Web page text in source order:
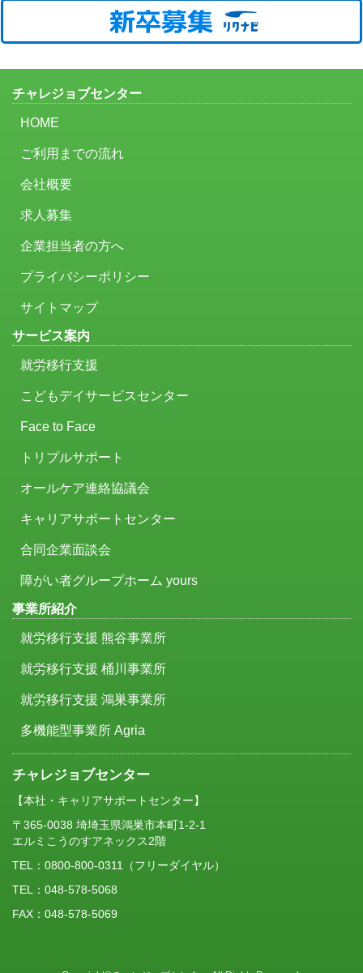
チャレジョブセンター
HOME
ご利用までの流れ
会社概要
求人募集
企業担当者の方へ
プライバシーポリシー
サイトマップ
サービス案内
就労移行支援
こどもデイサービスセンター
Face to Face
トリプルサポート
オールケア連絡協議会
キャリアサポートセンター
合同企業面談会
障がい者グループホーム yours
事業所紹介
就労移行支援 熊谷事業所
就労移行支援 桶川事業所
就労移行支援 鴻巣事業所
多機能型事業所 Agria
チャレジョブセンター
【本社・キャリアサポートセンター】
〒365-0038 埼埼玉県鴻巣市本町1-2-1
エルミこうのすアネックス2階
TEL： 0800-800-0311
（フリーダイヤル）
TEL：048-578-5068
FAX：048-578-5069